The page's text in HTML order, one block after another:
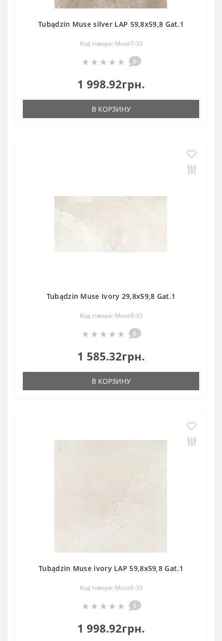
Tubądzin Muse silver LAP 59,8x59,8 Gat.1
Код товара: Muse7-33
0
1 998.92грн.
В КОРЗИНУ
Tubądzin Muse Ivory 29,8x59,8 Gat.1
Код товара: Muse8-33
0
1 585.32грн.
В КОРЗИНУ
Tubądzin Muse ivory LAP 59,8x59,8 Gat.1
Код товара: Muse6-33
0
1 998.92грн.